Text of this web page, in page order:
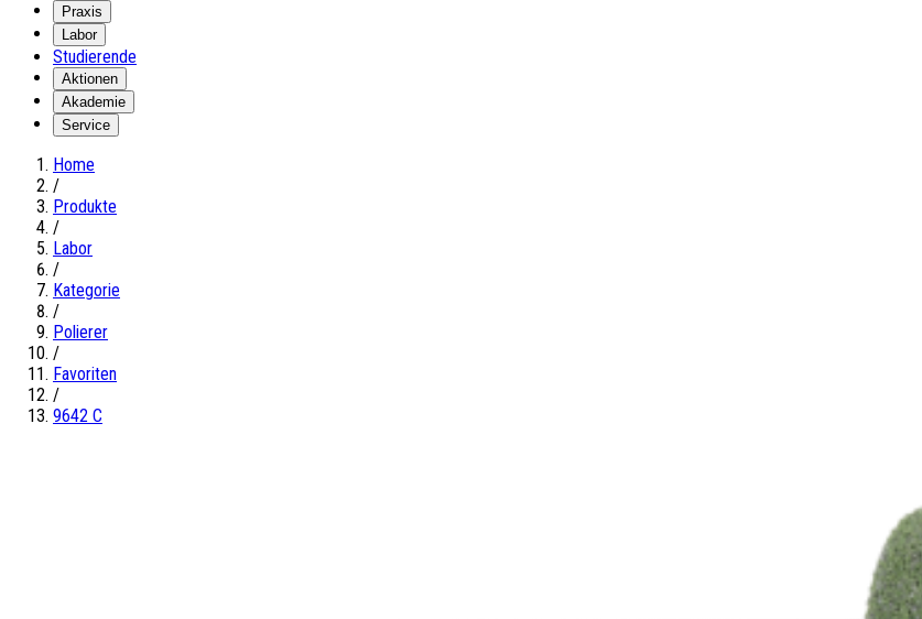
Praxis
Labor
Studierende
Aktionen
Akademie
Service
Home
/
Produkte
/
Labor
/
Kategorie
/
Polierer
/
Favoriten
/
9642 C